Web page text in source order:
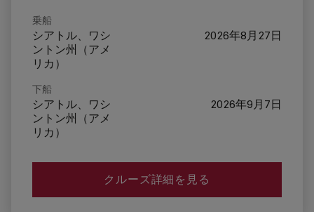
乗船
シアトル、ワシ
ントン州（アメ
リカ）
2026年8月27日
下船
シアトル、ワシ
ントン州（アメ
リカ）
2026年9月7日
クルーズ詳細を見る